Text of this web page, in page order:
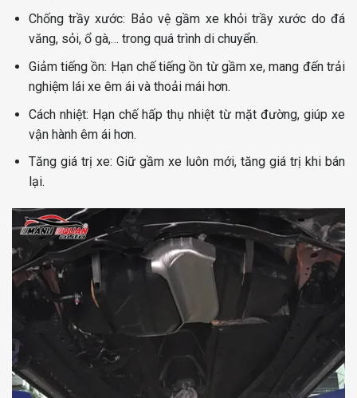
Chống trầy xước: Bảo vệ gầm xe khỏi trầy xước do đá
văng, sỏi, ổ gà,… trong quá trình di chuyển.
Giảm tiếng ồn: Hạn chế tiếng ồn từ gầm xe, mang đến trải
nghiệm lái xe êm ái và thoải mái hơn.
Cách nhiệt: Hạn chế hấp thụ nhiệt từ mặt đường, giúp xe
vận hành êm ái hơn.
Tăng giá trị xe: Giữ gầm xe luôn mới, tăng giá trị khi bán
lại.